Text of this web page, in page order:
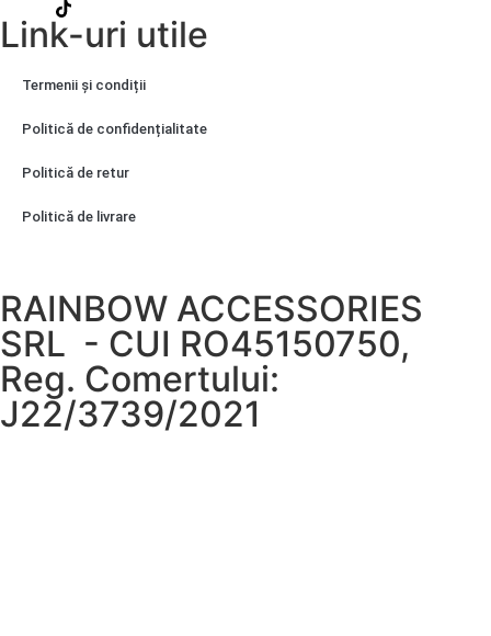
Link-uri utile
Termenii și condiții
Politică de confidențialitate
Politică de retur
Politică de livrare
RAINBOW ACCESSORIES
SRL - CUI RO45150750,
Reg. Comertului:
J22/3739/2021